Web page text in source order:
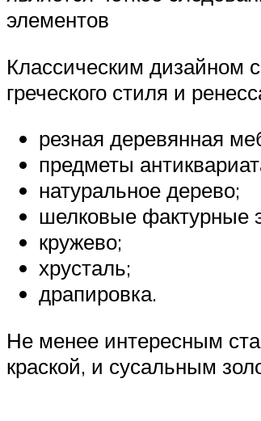
элементов
Классическим дизайном
греческого стиля и
резная деревянная
предметы
натуральное дерево;
шелковые фактурные
кружево;
хрусталь;
драпировка.
Не менее интересным
краской, и сусальным